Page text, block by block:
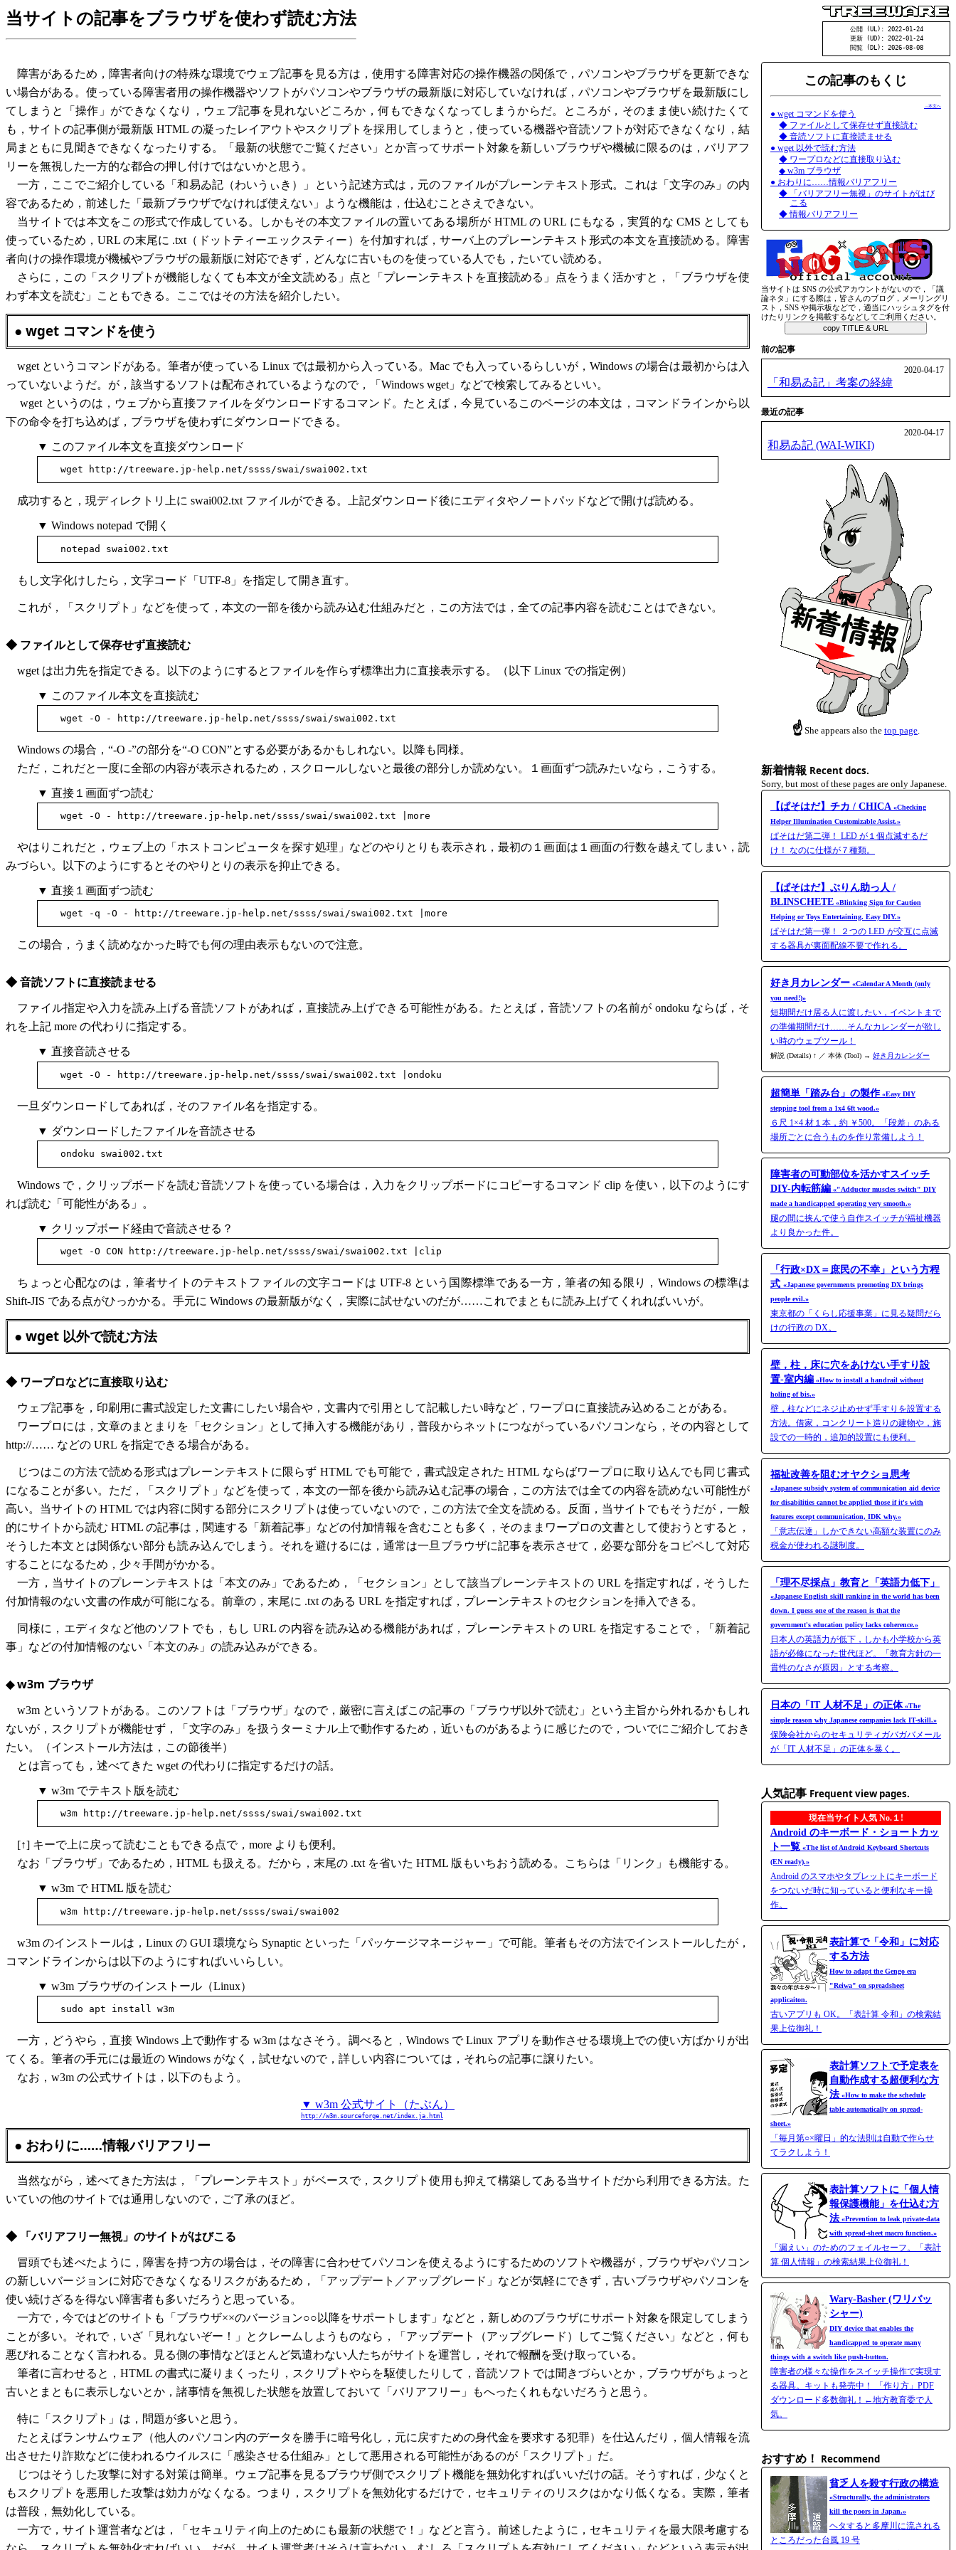
当サイトの記事をブラウザを使わず読む方法
公開 (UL): 2022-01-24
更新 (UD): 2022-01-24
閲覧 (DL): 2026-08-08
この記事のもくじ
→本文へ
● wget コマンドを使う
◆ ファイルとして保存せず直接読む
◆ 音読ソフトに直接読ませる
● wget 以外で読む方法
◆ ワープロなどに直接取り込む
◆ w3m ブラウザ
● おわりに……情報バリアフリー
◆ 「バリアフリー無視」のサイトがはび
こる
◆ 情報バリアフリー
当サイトは SNS の公式アカウントがないので，「議
論ネタ」にする際は，皆さんのブログ，メーリングリ
スト，SNS や掲示板などで，適当にハッシュタグを付
けたりリンクを掲載するなどしてご利用ください。
copy TITLE & URL
前の記事
2020-04-17
「和易ゐ記」考案の経緯
最近の記事
2020-04-17
和易ゐ記 (WAI-WIKI)
☝ She appears also the top page.
新着情報 Recent docs.
Sorry, but most of these pages are only Japanese.
【ぱそはだ】チカ / CHICA «Checking
Helper Illumination Customizable Assist.»
ぱそはだ第二弾！ LED が１個点滅するだ
け！ なのに仕様が７種類。
【ぱそはだ】ぶりん助っ人 /
BLINSCHETE «Blinking Sign for Caution
Helping or Toys Entertaining. Easy DIY.»
ぱそはだ第一弾！ ２つの LED が交互に点滅
する器具が裏面配線不要で作れる。
好き月カレンダー «Calendar A Month (only
you need!)»
短期間だけ居る人に渡したい，イベントまで
の準備期間だけ……そんなカレンダーが欲し
い時のウェブツール！
解説 (Details) ↑ ／ 本体 (Tool) → 好き月カレンダー
超簡単「踏み台」の製作 «Easy DIY
stepping tool from a 1x4 6ft wood.»
６尺 1×4 材１本，約 ￥500。「段差」のある
場所ごとに合うものを作り常備しよう！
障害者の可動部位を活かすスイッチ
DIY-内転筋編 «"Adductor muscles switch" DIY
made a handicapped operating very smooth.»
腿の間に挟んで使う自作スイッチが福祉機器
より良かった件。
「行政×DX＝庶民の不幸」という方程
式 «Japanese governments promoting DX brings
people evil.»
東京都の「くらし応援事業」に見る疑問だら
けの行政の DX。
壁，柱，床に穴をあけない手すり設
置-室内編 «How to install a handrail without
holing of bis.»
壁，柱などにネジ止めせず手すりを設置する
方法。借家，コンクリート造りの建物や，施
設での一時的，追加的設置にも便利。
福祉改善を阻むオヤクショ思考
«Japanese subsidy system of communication aid device
for disabilities cannot be applied those if it's with
features except communication, IDK why.»
「意志伝達」しかできない高額な装置にのみ
税金が使われる謎制度。
「理不尽採点」教育と「英語力低下」
«Japanese English skill ranking in the world has been
down. I guess one of the reason is that the
government's education policy lacks coherence.»
日本人の英語力が低下，しかも小学校から英
語が必修になった世代ほど。「教育方針の一
貫性のなさが原因」とする考察。
日本の「IT 人材不足」の正体«The
simple reason why Japanese companies lack IT-skill.»
保険会社からのセキュリティガバガバメール
が「IT 人材不足」の正体を暴く。
人気記事 Frequent view pages.
現在当サイト人気 No.１!
Android のキーボード・ショートカッ
ト一覧 «The list of Android Keyboard Shortcuts
(EN ready).»
Android のスマホやタブレットにキーボード
をつないだ時に知っていると便利なキー操
作。
表計算で「令和」に対応
する方法
How to adapt the Gengo era
"Reiwa" on spreadsheet
applicaiton.
古いアプリも OK。「表計算 令和」の検索結
果上位御礼！
表計算ソフトで予定表を
自動作成する超便利な方
法«How to make the schedule
table automatically on spread-
sheet.»
「毎月第○×曜日」的な法則は自動で作らせ
てラクしよう！
表計算ソフトに「個人情
報保護機能」を仕込む方
法«Prevention to leak private-data
with spread-​sheet macro function.»
「漏えい」のためのフェイルセーフ。「表計
算 個人情報」の検索結果上位御礼！
Wary-Basher (ワリバッ
シャー)
DIY device that enables the
handicapped to operate many
things with a switch like push-button.
障害者の様々な操作をスイッチ操作で実現す
る器具。キットも発売中！ 「作り方」PDF
ダウンロード多数御礼！←地方教育委で人
気。
おすすめ！ Recommend
貧乏人を殺す行政の構造
«Structurally, the administrators
kill the poors in Japan.»
ヘタすると多摩川に流される
ところだった台風 19 号
障害があるため，障害者向けの特殊な環境でウェブ記事を見る方は，使用する障害対応の操作機器の関係で，パソコンやブラウザを更新できな
い場合がある。使っている障害者用の操作機器やソフトがパソコンやブラウザの最新版に対応していなければ，パソコンやブラウザを最新版にし
てしまうと「操作」ができなくなり，ウェブ記事を見れないどころか，何もできなくなってしまうからだ。ところが，そのまま使い続けたくて
も，サイトの記事側が最新版 HTML の凝ったレイアウトやスクリプトを採用してしまうと，使っている機器や音読ソフトが対応できなくなり，結
局まともに見聞きできなくなったりする。「最新の状態でご覧ください」とか言ってサポート対象を新しいブラウザや機械に限るのは，バリアフ
リーを無視した一方的な都合の押し付けではないかと思う。
一方，ここでご紹介している「和易ゐ記（わいうぃき）」という記述方式は，元のファイルがプレーンテキスト形式。これは「文字のみ」の内
容であるため，前述した「最新ブラウザでなければ使えない」ような機能は，仕込むことさえできない。
当サイトでは本文をこの形式で作成している。しかもその本文ファイルの置いてある場所が HTML の URL にもなる，実質的な CMS としても
使っているため，URL の末尾に .txt（ドットティーエックスティー）を付加すれば，サーバ上のプレーンテキスト形式の本文を直接読める。障害
者向けの操作環境が機械やブラウザの最新版に対応できず，どんなに古いものを使っている人でも，たいてい読める。
さらに，この「スクリプトが機能しなくても本文が全文読める」点と「プレーンテキストを直接読める」点をうまく活かすと，「ブラウザを使
わず本文を読む」こともできる。ここではその方法を紹介したい。
● wget コマンドを使う
wget というコマンドがある。筆者が使っている Linux では最初から入っている。Mac でも入っているらしいが，Windows の場合は最初からは入
っていないようだ。が，該当するソフトは配布されているようなので，「Windows wget」などで検索してみるといい。
wget というのは，ウェブから直接ファイルをダウンロードするコマンド。たとえば，今見ているこのページの本文は，コマンドラインから以
下の命令を打ち込めば，ブラウザを使わずにダウンロードできる。
▼ このファイル本文を直接ダウンロード
成功すると，現ディレクトリ上に swai002.txt ファイルができる。上記ダウンロード後にエディタやノートパッドなどで開けば読める。
▼ Windows notepad で開く
もし文字化けしたら，文字コード「UTF-8」を指定して開き直す。
これが，「スクリプト」などを使って，本文の一部を後から読み込む仕組みだと，この方法では，全ての記事内容を読むことはできない。
◆ ファイルとして保存せず直接読む
wget は出力先を指定できる。以下のようにするとファイルを作らず標準出力に直接表示する。（以下 Linux での指定例）
▼ このファイル本文を直接読む
Windows の場合，“-O -”の部分を“-O CON”とする必要があるかもしれない。以降も同様。
ただ，これだと一度に全部の内容が表示されるため，スクロールしないと最後の部分しか読めない。１画面ずつ読みたいなら，こうする。
▼ 直接１画面ずつ読む
やはりこれだと，ウェブ上の「ホストコンピュータを探す処理」などのやりとりも表示され，最初の１画面は１画面の行数を越えてしまい，読
みづらい。以下のようにするとそのやりとりの表示を抑止できる。
▼ 直接１画面ずつ読む
この場合，うまく読めなかった時でも何の理由表示もないので注意。
◆ 音読ソフトに直接読ませる
ファイル指定や入力を読み上げる音読ソフトがあれば，直接読み上げできる可能性がある。たとえば，音読ソフトの名前が ondoku ならば，そ
れを上記 more の代わりに指定する。
▼ 直接音読させる
一旦ダウンロードしてあれば，そのファイル名を指定する。
▼ ダウンロードしたファイルを音読させる
Windows で，クリップボードを読む音読ソフトを使っている場合は，入力をクリップボードにコピーするコマンド clip を使い，以下のようにす
れば読む「可能性がある」。
▼ クリップボード経由で音読させる？
ちょっと心配なのは，筆者サイトのテキストファイルの文字コードは UTF-8 という国際標準である一方，筆者の知る限り，Windows の標準は
Shift-JIS である点がひっかかる。手元に Windows の最新版がなく，実際に試せないのだが……これでまともに読み上げてくれればいいが。
● wget 以外で読む方法
◆ ワープロなどに直接取り込む
ウェブ記事を，印刷用に書式設定した文書にしたい場合や，文書内で引用として記載したい時など，ワープロに直接読み込めることがある。
ワープロには，文章のまとまりを「セクション」として挿入する機能があり，普段からネットにつながっているパソコンなら，その内容として
http://…… などの URL を指定できる場合がある。
じつはこの方法で読める形式はプレーンテキストに限らず HTML でも可能で，書式設定された HTML ならばワープロに取り込んでも同じ書式
になることが多い。ただ，「スクリプト」などを使って，本文の一部を後から読み込む記事の場合，この方法では全ての内容を読めない可能性が
高い。当サイトの HTML では内容に関する部分にスクリプトは使っていないので，この方法で全文を読める。反面，当サイトでもそうだが，一般
的にサイトから読む HTML の記事は，関連する「新着記事」などの付加情報を含むことも多く，そのままワープロの文書として使おうとすると，
そうした本文とは関係ない部分も読み込んでしまう。それを避けるには，通常は一旦ブラウザに記事を表示させて，必要な部分をコピペして対応
することになるため，少々手間がかかる。
一方，当サイトのプレーンテキストは「本文のみ」であるため，「セクション」として該当プレーンテキストの URL を指定すれば，そうした
付加情報のない文書の作成が可能になる。前章の，末尾に .txt のある URL を指定すれば，プレーンテキストのセクションを挿入できる。
同様に，エディタなど他のソフトでも，もし URL の内容を読み込める機能があれば，プレーンテキストの URL を指定することで，「新着記
事」などの付加情報のない「本文のみ」の読み込みができる。
◆ w3m ブラウザ
w3m というソフトがある。このソフトは「ブラウザ」なので，厳密に言えばこの記事の「ブラウザ以外で読む」という主旨から外れるかもしれ
ないが，スクリプトが機能せず，「文字のみ」を扱うターミナル上で動作するため，近いものがあるように感じたので，ついでにご紹介しておき
たい。（インストール方法は，この節後半）
とは言っても，述べてきた wget の代わりに指定するだけの話。
▼ w3m でテキスト版を読む
[↑] キーで上に戻って読むこともできる点で，more よりも便利。
なお「ブラウザ」であるため，HTML も扱える。だから，末尾の .txt を省いた HTML 版もいちおう読める。こちらは「リンク」も機能する。
▼ w3m で HTML 版を読む
w3m のインストールは，Linux の GUI 環境なら Synaptic といった「パッケージマネージャー」で可能。筆者もその方法でインストールしたが，
コマンドラインからは以下のようにすればいいらしい。
▼ w3m ブラウザのインストール（Linux）
一方，どうやら，直接 Windows 上で動作する w3m はなさそう。調べると，Windows で Linux アプリを動作させる環境上での使い方ばかりが出
てくる。筆者の手元には最近の Windows がなく，試せないので，詳しい内容については，それらの記事に譲りたい。
なお，w3m の公式サイトは，以下のもよう。
▼ w3m 公式サイト（たぶん）
http://w3m.sourceforge.net/index.ja.html
● おわりに……情報バリアフリー
当然ながら，述べてきた方法は，「プレーンテキスト」がベースで，スクリプト使用も抑えて構築してある当サイトだから利用できる方法。た
いていの他のサイトでは通用しないので，ご了承のほど。
◆ 「バリアフリー無視」のサイトがはびこる
冒頭でも述べたように，障害を持つ方の場合は，その障害に合わせてパソコンを使えるようにするためのソフトや機器が，ブラウザやパソコン
の新しいバージョンに対応できなくなるリスクがあるため，「アップデート／アップグレード」などが気軽にできず，古いブラウザやパソコンを
使い続けざるを得ない障害者も多いだろうと思っている。
一方で，今ではどのサイトも「ブラウザ××のバージョン○○以降をサポートします」などと，新しめのブラウザにサポート対象を限定してしまう
ことが多い。それで，いざ「見れないぞー！」とクレームしようものなら，「アップデート（アップグレード）してご覧ください」などと，何も
悪びれることなく言われる。見る側の事情などほとんど気遣わない人たちがサイトを運営し，それで報酬を受け取っている。
筆者に言わせると，HTML の書式に凝りまくったり，スクリプトやらを駆使したりして，音読ソフトでは聞きづらいとか，ブラウザがちょっと
古いとまともに表示しないとか，諸事情を無視した状態を放置しておいて「バリアフリー」もへったくれもないだろうと思う。
特に「スクリプト」は，問題が多いと思う。
たとえばランサムウェア（他人のパソコン内のデータを勝手に暗号化し，元に戻すための身代金を要求する犯罪）を仕込んだり，個人情報を流
出させたり詐欺などに使われるウイルスに「感染させる仕組み」として悪用される可能性があるのが「スクリプト」だ。
じつはそうした攻撃に対する対策は簡単。ウェブ記事を見るブラウザ側でスクリプト機能を無効化すればいいだけの話。そうすれば，少なくと
もスクリプトを悪用した攻撃は効力がなくなる。つまり，スクリプトを無効化するだけで，セキュリティのリスクはかなり低くなる。実際，筆者
は普段，無効化している。
一方で，サイト運営者などは，「セキュリティ向上のためにも最新の状態で！」などと言う。前述したように，セキュリティを最大限考慮する